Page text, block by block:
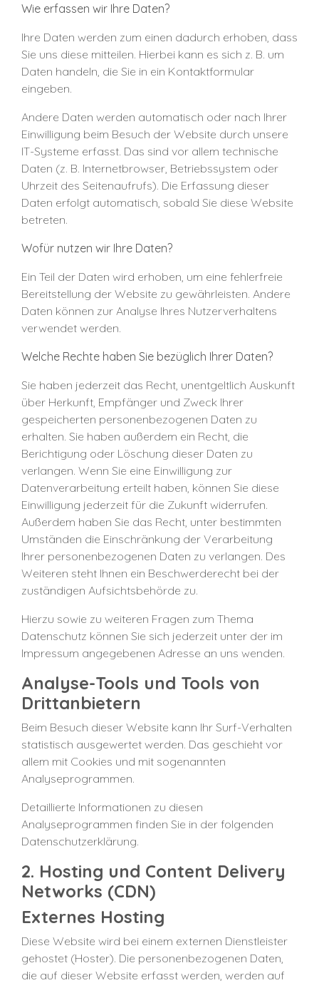
Wie erfassen wir Ihre Daten?
Ihre Daten werden zum einen dadurch erhoben, dass
Sie uns diese mitteilen. Hierbei kann es sich z. B. um
Daten handeln, die Sie in ein Kontaktformular
eingeben.
Andere Daten werden automatisch oder nach Ihrer
Einwilligung beim Besuch der Website durch unsere
IT-Systeme erfasst. Das sind vor allem technische
Daten (z. B. Internetbrowser, Betriebssystem oder
Uhrzeit des Seitenaufrufs). Die Erfassung dieser
Daten erfolgt automatisch, sobald Sie diese Website
betreten.
Wofür nutzen wir Ihre Daten?
Ein Teil der Daten wird erhoben, um eine fehlerfreie
Bereitstellung der Website zu gewährleisten. Andere
Daten können zur Analyse Ihres Nutzerverhaltens
verwendet werden.
Welche Rechte haben Sie bezüglich Ihrer Daten?
Sie haben jederzeit das Recht, unentgeltlich Auskunft
über Herkunft, Empfänger und Zweck Ihrer
gespeicherten personenbezogenen Daten zu
erhalten. Sie haben außerdem ein Recht, die
Berichtigung oder Löschung dieser Daten zu
verlangen. Wenn Sie eine Einwilligung zur
Datenverarbeitung erteilt haben, können Sie diese
Einwilligung jederzeit für die Zukunft widerrufen.
Außerdem haben Sie das Recht, unter bestimmten
Umständen die Einschränkung der Verarbeitung
Ihrer personenbezogenen Daten zu verlangen. Des
Weiteren steht Ihnen ein Beschwerderecht bei der
zuständigen Aufsichtsbehörde zu.
Hierzu sowie zu weiteren Fragen zum Thema
Datenschutz können Sie sich jederzeit unter der im
Impressum angegebenen Adresse an uns wenden.
Analyse-Tools und Tools von
Drittanbietern
Beim Besuch dieser Website kann Ihr Surf-Verhalten
statistisch ausgewertet werden. Das geschieht vor
allem mit Cookies und mit sogenannten
Analyseprogrammen.
Detaillierte Informationen zu diesen
Analyseprogrammen finden Sie in der folgenden
Datenschutzerklärung.
2. Hosting und Content Delivery
Networks (CDN)
Externes Hosting
Diese Website wird bei einem externen Dienstleister
gehostet (Hoster). Die personenbezogenen Daten,
die auf dieser Website erfasst werden, werden auf